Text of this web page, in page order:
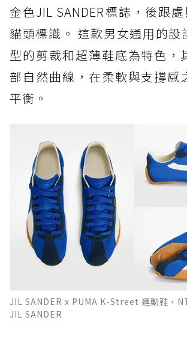
金色JIL SANDER標誌，後跟
貓頭標識。 這款男女通用的設
型的剪裁和超薄鞋底為特色，
部自然曲線，在柔軟與支撐感
平衡。
JIL SANDER x PUMA K-Street 運動鞋，
JIL SANDER